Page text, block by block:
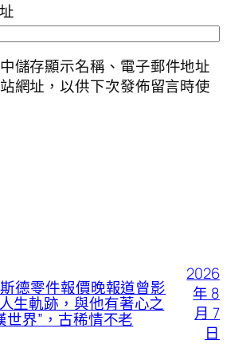
中儲存顯示名稱、電子郵件地址
網址，以供下次發佈留言時使
德零件報價晚報道曾影
生軌跡，與他有著心之
世界”，古稀情不老
2026
年 8
月 7
日